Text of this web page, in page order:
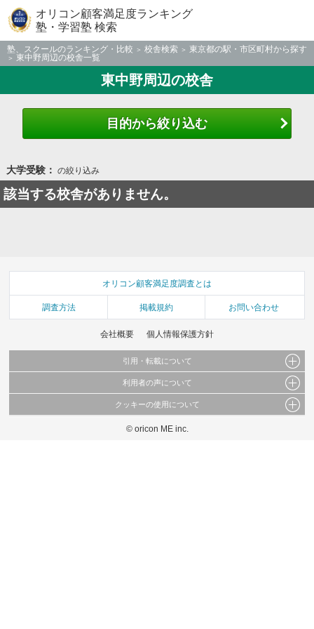
オリコン顧客満足度ランキング
塾・学習塾 検索
塾、スクールのランキング・比較 校舎検索
東京都の駅・市区町村から探す
東中野周辺の校舎一覧
東中野周辺の校舎
目的から絞り込む
大学受験： の絞り込み
該当する校舎がありません。
オリコン顧客満足度調査とは
調査方法 掲載規約 お問い合わせ
会社概要 個人情報保護方針
引用・転載について
当サイトで公開されている情報（文字、写真、イラスト、画像データ等）及びこれらの配
これらの情報を権利者の許可なく無断転載・複製などの二次利用を行うことは固く禁じて
利用者の声について
当サイトに掲載している内容はすべてサービスの利用者が提出された見解・感想です。
弊社の見解・ 意見ではないことをご理解いただいた上でご覧ください。
クッキーの使用について
このサイトでは Cookie を使用して、ユーザーに合わせたコンテンツや広告の表示、ソー
© oricon ME inc.